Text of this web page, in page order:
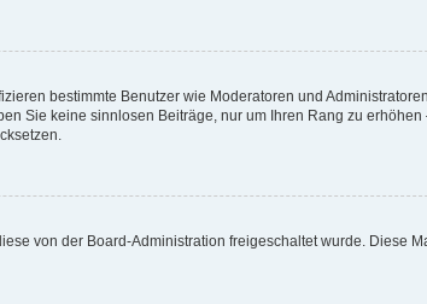
bestimmte Benutzer wie Moderatoren und
Sie keine sinnlosen Beiträge, nur um Ihren Rang zu
von der Board-Administration freigeschaltet wurde. Diese